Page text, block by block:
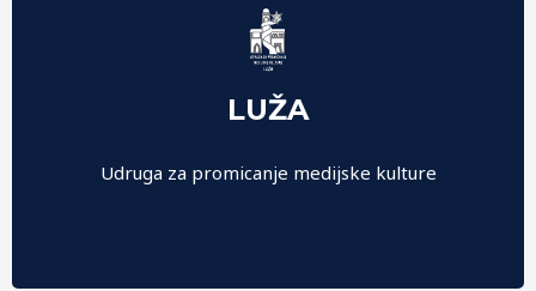
LUŽA
Udruga za promicanje medijske kulture
Naša je misija osigurati mladim ljudima koji se
podršku u njihovom radu i kreativnom izražavanju.